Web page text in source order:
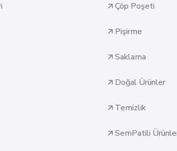
Çöp Poşeti
Pişirme
Saklama
Doğal Ürünler
Temizlik
SemPatili